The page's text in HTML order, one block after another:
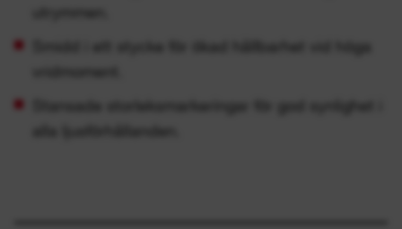
utrymmen.
Smidd i ett stycke för ökad hållbarhet vid höga
vridmoment.
Stansade storleksmarkeringar för god synlighet i
alla ljusförhållanden.